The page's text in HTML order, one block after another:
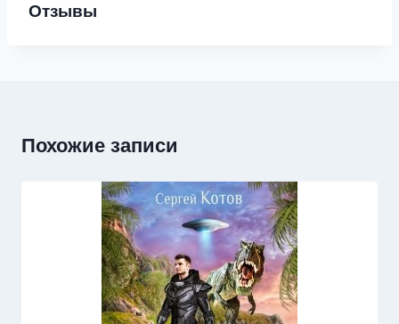
Отзывы
Похожие записи